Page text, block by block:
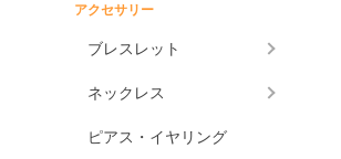
アクセサリー
ブレスレット
ネックレス
ピアス・イヤリング